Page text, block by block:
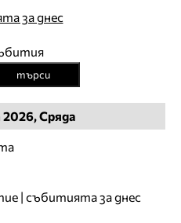
за днес
търси
2026, Сряда
| събитията за днес